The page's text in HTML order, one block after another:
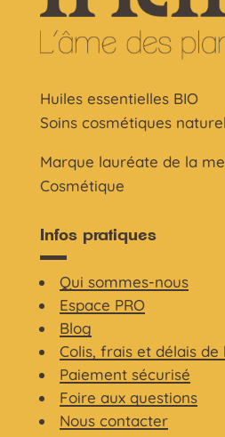
Huiles essentielles BIO
Soins cosmétiques
Marque lauréate de la
Cosmétique
Infos pratiques
Qui sommes-nous
Espace PRO
Blog
Colis, frais et délais de
Paiement sécurisé
Foire aux questions
Nous contacter